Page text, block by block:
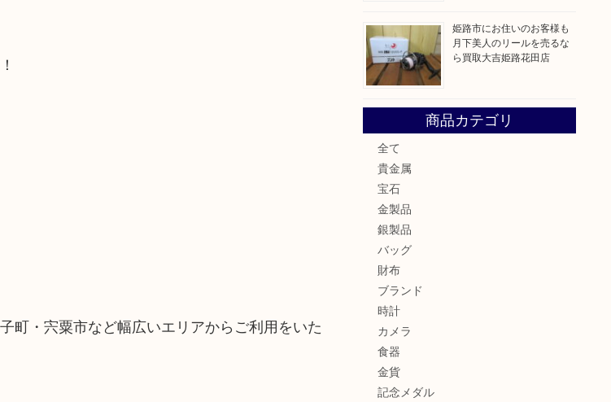
町・宍粟市など幅広いエリアからご利用をいた
姫路市にお住いのお客様も
月下美人のリールを売るな
ら買取大吉姫路花田店
商品カテゴリ
全て
貴金属
宝石
金製品
銀製品
バッグ
財布
ブランド
時計
カメラ
食器
金貨
記念メダル